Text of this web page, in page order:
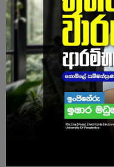
6 ශ්‍රේණිය - සිංහල
237 Lessons 66
LKR2000